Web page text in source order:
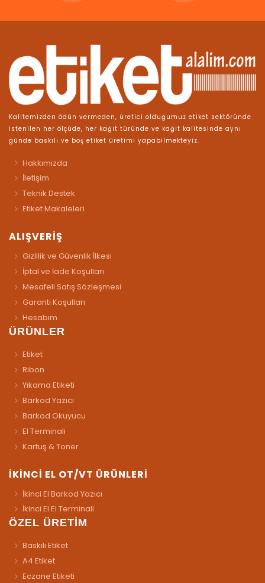
Kalitemizden ödün vermeden, üretici olduğumuz etiket sektöründe
istenilen her ölçüde, her kağıt türünde ve kağıt kalitesinde aynı
günde baskılı ve boş etiket üretimi yapabilmekteyiz.
Hakkımızda
İletişim
Teknik Destek
Etiket Makaleleri
ALIŞVERİŞ
Gizlilik ve Güvenlik İlkesi
İptal ve İade Koşulları
Mesafeli Satış Sözleşmesi
Garanti Koşulları
Hesabım
ÜRÜNLER
Etiket
Ribon
Yıkama Etiketi
Barkod Yazıcı
Barkod Okuyucu
El Terminali
Kartuş & Toner
İKİNCİ EL OT/VT ÜRÜNLERİ
İkinci El Barkod Yazıcı
İkinci El El Terminali
ÖZEL ÜRETİM
Baskılı Etiket
A4 Etiket
Eczane Etiketi